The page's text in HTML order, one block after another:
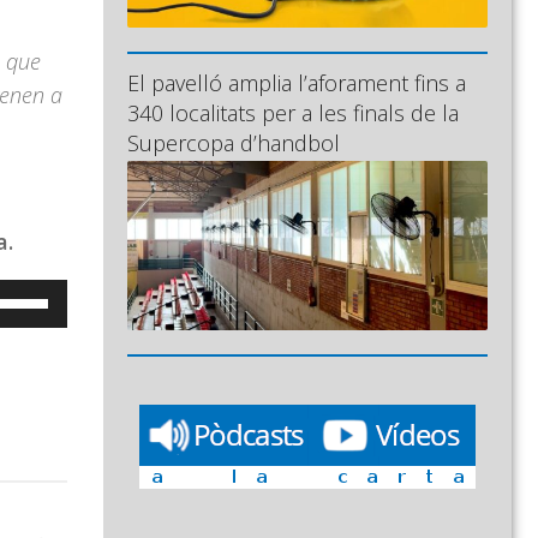
que
a
El pavelló amplia l’aforament fins a
340 localitats per a les finals de la
Supercopa d’handbol